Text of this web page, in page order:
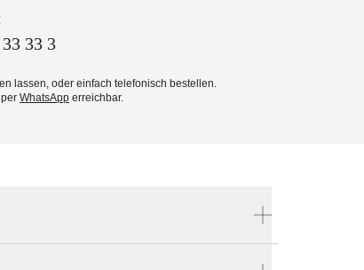
33 3
lassen, oder einfach telefonisch bestellen.
WhatsApp erreichbar.